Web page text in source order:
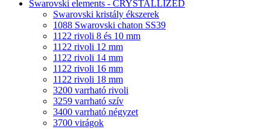
Swarovski elements - CRYSTALLIZED
Swarovski kristály ékszerek
1088 Swarovski chaton SS39
1122 rivoli 8 és 10 mm
1122 rivoli 12 mm
1122 rivoli 14 mm
1122 rivoli 16 mm
1122 rivoli 18 mm
3200 varrható rivoli
3259 varrható szív
3400 varrható négyzet
3700 virágok